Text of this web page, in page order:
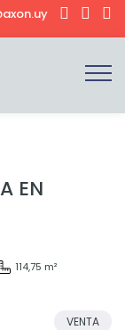
EN
114,75 m²
VENTA